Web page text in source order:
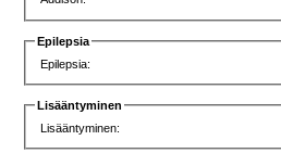
Epilepsia
Epilepsia:
Lisääntyminen
Lisääntyminen: